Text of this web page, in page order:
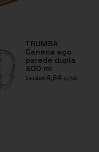
TRUMBA
Caneca aço
parede dupla
300 ml
desde€4,64 s/IVA